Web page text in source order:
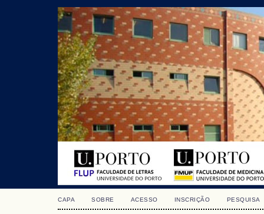
CAPA SOBRE ACESSO INSCRIÇÃO PESQUISA